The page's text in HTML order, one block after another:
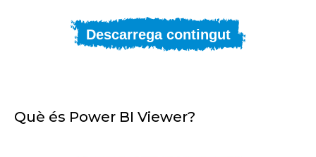
Descarrega contingut
Què és Power BI Viewer?